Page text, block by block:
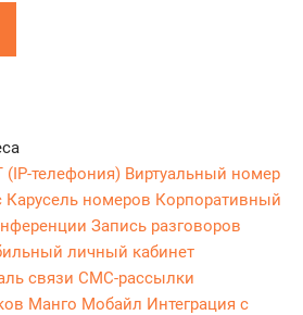
телефония) Виртуальный номер
Карусель номеров Корпоративный
Запись разговоров
личный кабинет
связи СМС-рассылки
Манго Мобайл Интеграция с